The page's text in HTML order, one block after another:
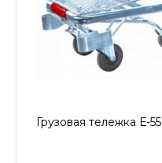
Грузовая тележка Е-55